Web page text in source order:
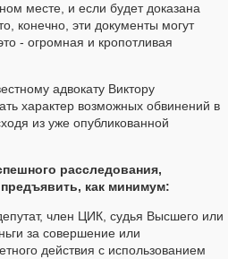
месте, и если будет доказана
конечно, эти документы могут
- огромная и кропотливая
адвокату Виктору
характер возможных обвинений в
из уже опубликованной
расследования,
как минимум:
член ЦИК, судья Высшего или
за совершение или
действия с использованием